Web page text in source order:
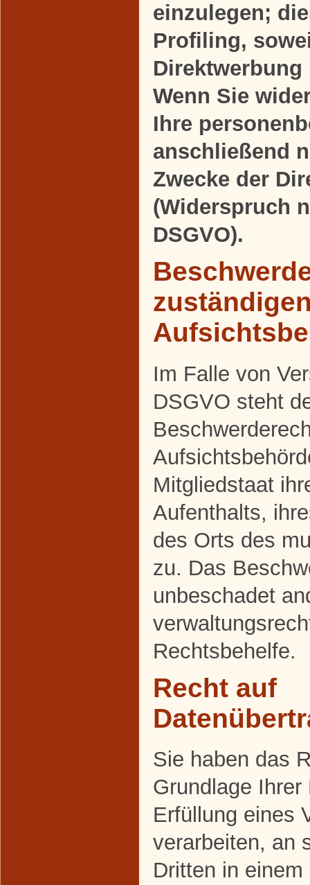
einzulegen;
Profiling,
Wenn Sie
Ihre
anschließend
Zwecke der
(Widerspruch
DSGVO).
Im Falle von
DSGVO steht
Mitgliedstaat
Aufenthalts,
des Orts des
zu. Das
unbeschadet
Rechtsbehelfe.
Recht auf
Sie haben das
Grundlage
Erfüllung eines
verarbeiten, an
Dritten in einem